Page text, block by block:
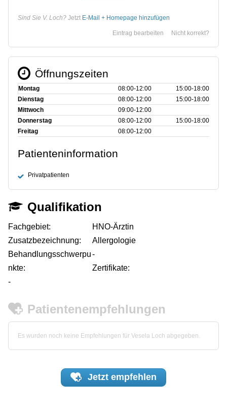
Sind Sie V. Loch? Jetzt E-Mail + Homepage hinzufügen
Nicht korrekt?
Eintrag bearbeiten
Öffnungszeiten
Montag 08:00‑12:00
15:00‑18:00
Dienstag
08:00‑12:00
15:00‑18:00
Mittwoch
09:00‑12:00
Donnerstag
08:00‑12:00
15:00‑18:00
Freitag
08:00‑12:00
Patienteninformation
Privatpatienten
Qualifikation
Fachgebiet:
HNO-Ärztin
Zusatzbezeichnung:
Allergologie
Behandlungsschwerpu
nkte:
-
Zertifikate:
-
Patientenempfehlungen
Es wurden noch keine Empfehlungen für Vesela Loch abgegeben.
Jetzt empfehlen